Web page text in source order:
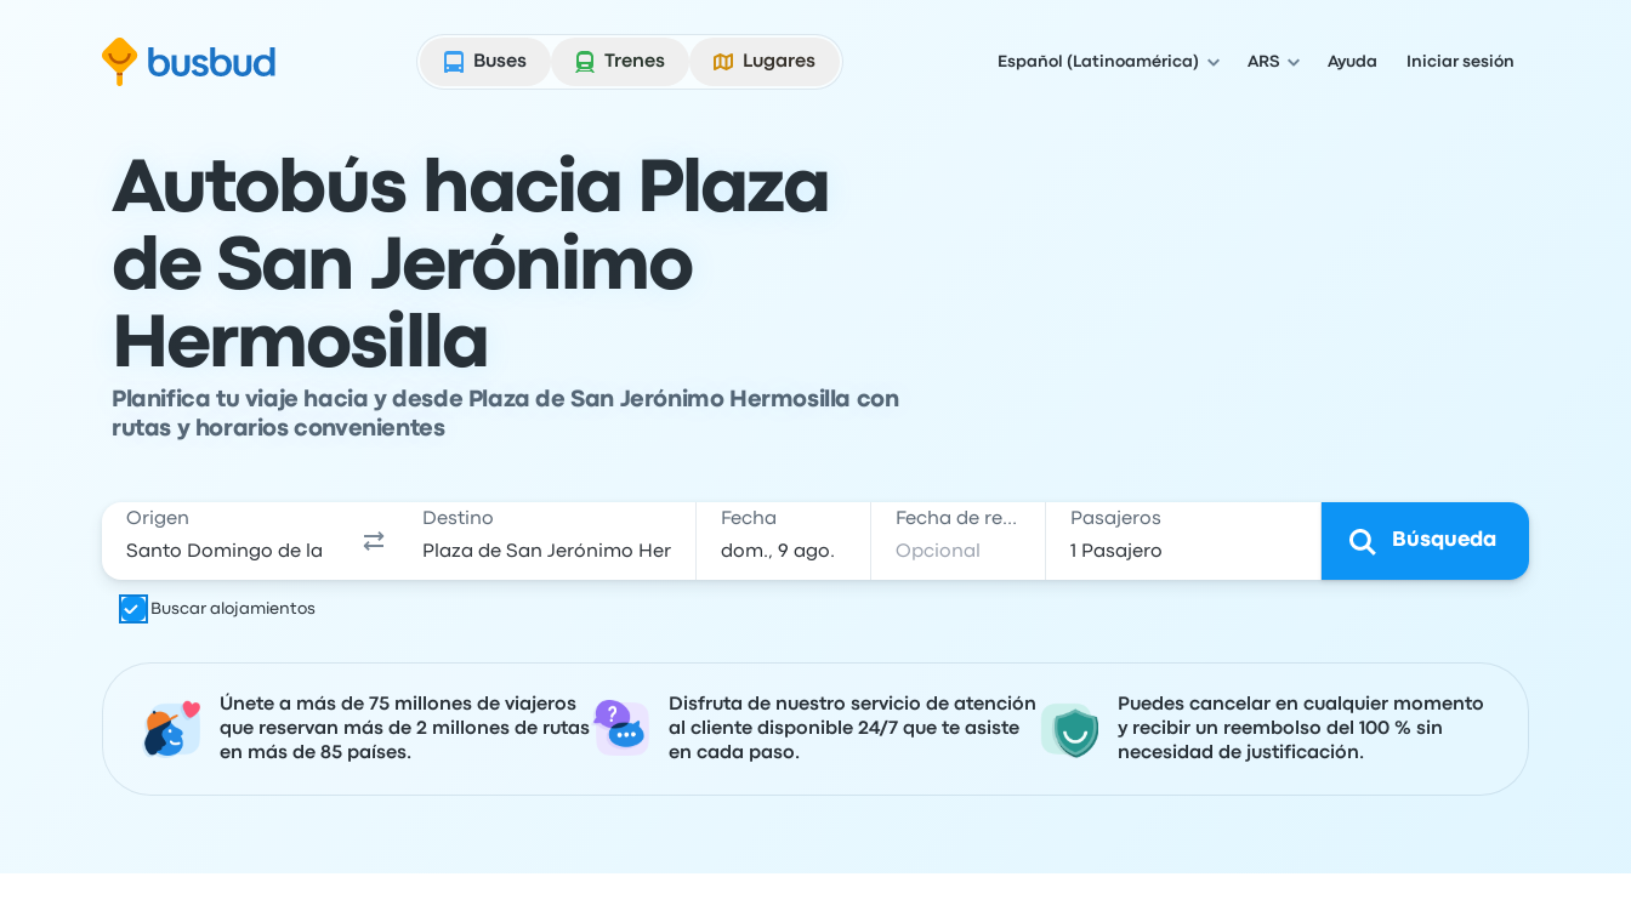
Buses
Trenes Lugares Español (Latinoamérica) ARS Ayuda Iniciar sesión
Autobús hacia Plaza
de San Jerónimo
Hermosilla
Planifica tu viaje hacia y desde Plaza de San Jerónimo Hermosilla con
rutas y horarios convenientes
Origen Destino Fecha Fecha de regreso Pasajeros
Búsqueda
Buscar alojamientos
Únete a más de 75 millones de viajeros
que reservan más de 2 millones de rutas
en más de 85 países.
Disfruta de nuestro servicio de atención
al cliente disponible 24/7 que te asiste
en cada paso.
Puedes cancelar en cualquier momento
y recibir un reembolso del 100 % sin
necesidad de justificación.